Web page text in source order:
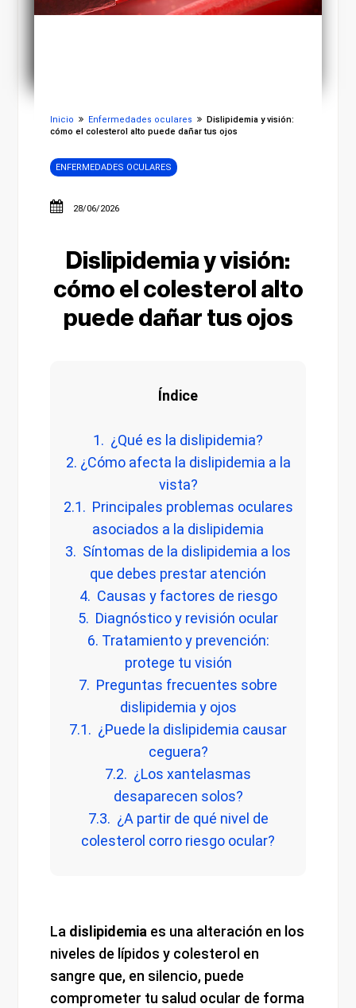
Inicio Enfermedades oculares
Dislipidemia y visión:
cómo el colesterol alto puede dañar tus ojos
ENFERMEDADES OCULARES
28/06/2026
Dislipidemia y visión:
cómo el colesterol alto
puede dañar tus ojos
Índice
1. ¿Qué es la dislipidemia?
2. ¿Cómo afecta la dislipidemia a la
vista?
2.1. Principales problemas oculares
asociados a la dislipidemia
3. Síntomas de la dislipidemia a los
que debes prestar atención
4. Causas y factores de riesgo
5. Diagnóstico y revisión ocular
6. Tratamiento y prevención:
protege tu visión
7. Preguntas frecuentes sobre
dislipidemia y ojos
7.1. ¿Puede la dislipidemia causar
ceguera?
7.2. ¿Los xantelasmas
desaparecen solos?
7.3. ¿A partir de qué nivel de
colesterol corro riesgo ocular?
La dislipidemia es una alteración en los
niveles de lípidos y colesterol en
sangre que, en silencio, puede
comprometer tu salud ocular de forma